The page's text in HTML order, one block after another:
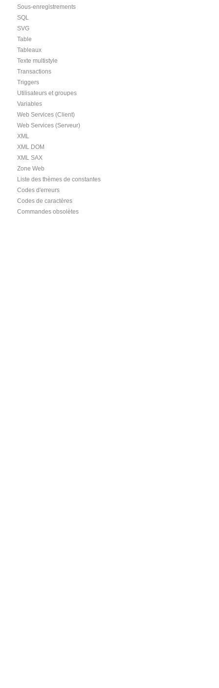
Sous-enregistrements
SQL
SVG
Table
Tableaux
Texte multistyle
Transactions
Triggers
Utilisateurs et groupes
Variables
Web Services (Client)
Web Services (Serveur)
XML
XML DOM
XML SAX
Zone Web
Liste des thèmes de constantes
Codes d'erreurs
Codes de caractères
Commandes obsolètes